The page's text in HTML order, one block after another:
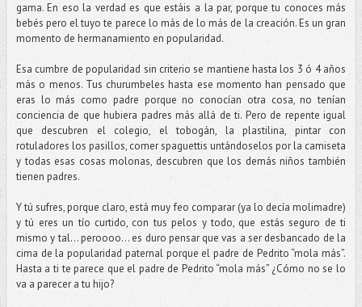
gama. En eso la verdad es que estáis a la par, porque tu conoces más
bebés pero el tuyo te parece lo más de lo más de la creación. Es un gran
momento de hermanamiento en popularidad.
Esa cumbre de popularidad sin criterio se mantiene hasta los 3 ó 4 años
más o menos. Tus churumbeles hasta ese momento han pensado que
eras lo más como padre porque no conocían otra cosa, no tenían
conciencia de que hubiera padres más allá de ti. Pero de repente igual
que descubren el colegio, el tobogán, la plastilina, pintar con
rotuladores los pasillos, comer spaguettis untándoselos por la camiseta
y todas esas cosas molonas, descubren que los demás niños también
tienen padres.
Y tú sufres, porque claro, está muy feo comparar (ya lo decía molimadre)
y tú eres un tío curtido, con tus pelos y todo, que estás seguro de ti
mismo y tal… peroooo… es duro pensar que vas a ser desbancado de la
cima de la popularidad paternal porque el padre de Pedrito “mola más”.
Hasta a ti te parece que el padre de Pedrito “mola más” ¿Cómo no se lo
va a parecer a tu hijo?